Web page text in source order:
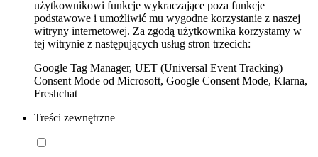
użytkownikowi funkcje wykraczające poza funkcje
podstawowe i umożliwić mu wygodne korzystanie z naszej
witryny internetowej. Za zgodą użytkownika korzystamy w
tej witrynie z następujących usług stron trzecich:
Google Tag Manager, UET (Universal Event Tracking)
Consent Mode od Microsoft, Google Consent Mode, Klarna,
Freshchat
Treści zewnętrzne